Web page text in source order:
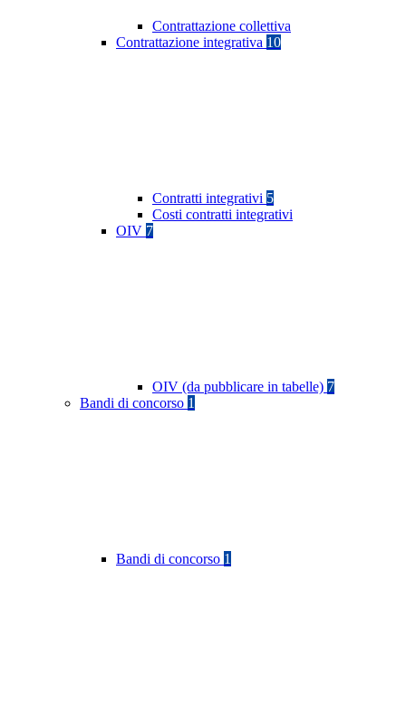
Contrattazione collettiva
Contrattazione integrativa 10
Contratti integrativi 5
Costi contratti integrativi
OIV 7
OIV (da pubblicare in tabelle) 7
Bandi di concorso 1
Bandi di concorso 1